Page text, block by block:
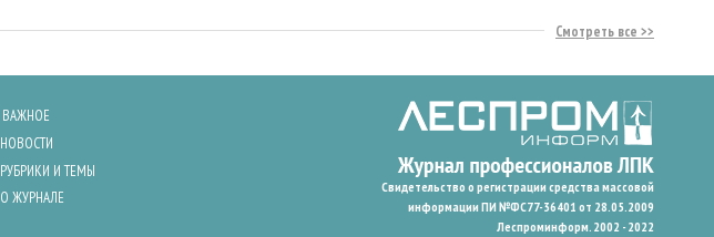
Смотреть все
ВАЖНОЕ
НОВОСТИ
РУБРИКИ И ТЕМЫ
О ЖУРНАЛЕ
Свидетельство о регистрации средства массовой
информации ПИ №ФС77-36401 от 28.05.2009
Леспроминформ. 2002 - 2022